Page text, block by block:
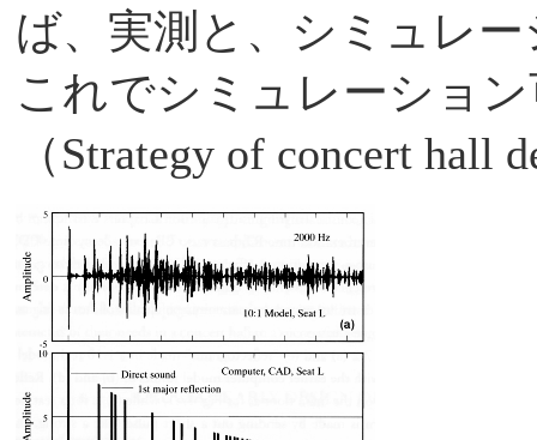
ば、実測と、シミュレ
これでシミュレーショ
（Strategy of concert